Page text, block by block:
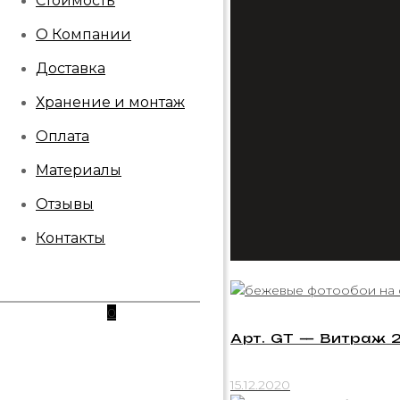
О Компании
Доставка
Хранение и монтаж
Оплата
Материалы
Отзывы
Контакты
0
Арт. GT — Витраж
15.12.2020